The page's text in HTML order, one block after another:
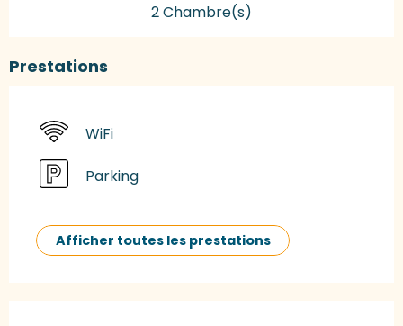
2 Chambre(s)
Prestations
WiFi
Parking
Afficher toutes les prestations